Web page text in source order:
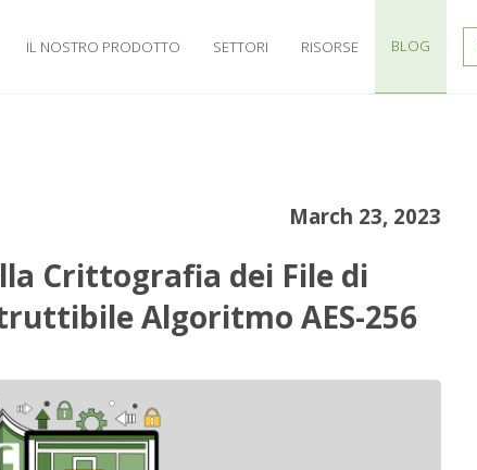
IL NOSTRO PRODOTTO SETTORI RISORSE BLOG
March 23, 2023
Crittografia dei File di
Algoritmo AES-256